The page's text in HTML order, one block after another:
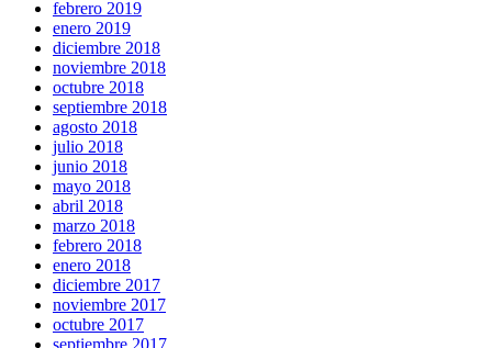
febrero 2019
enero 2019
diciembre 2018
noviembre 2018
octubre 2018
septiembre 2018
agosto 2018
julio 2018
junio 2018
mayo 2018
abril 2018
marzo 2018
febrero 2018
enero 2018
diciembre 2017
noviembre 2017
octubre 2017
septiembre 2017